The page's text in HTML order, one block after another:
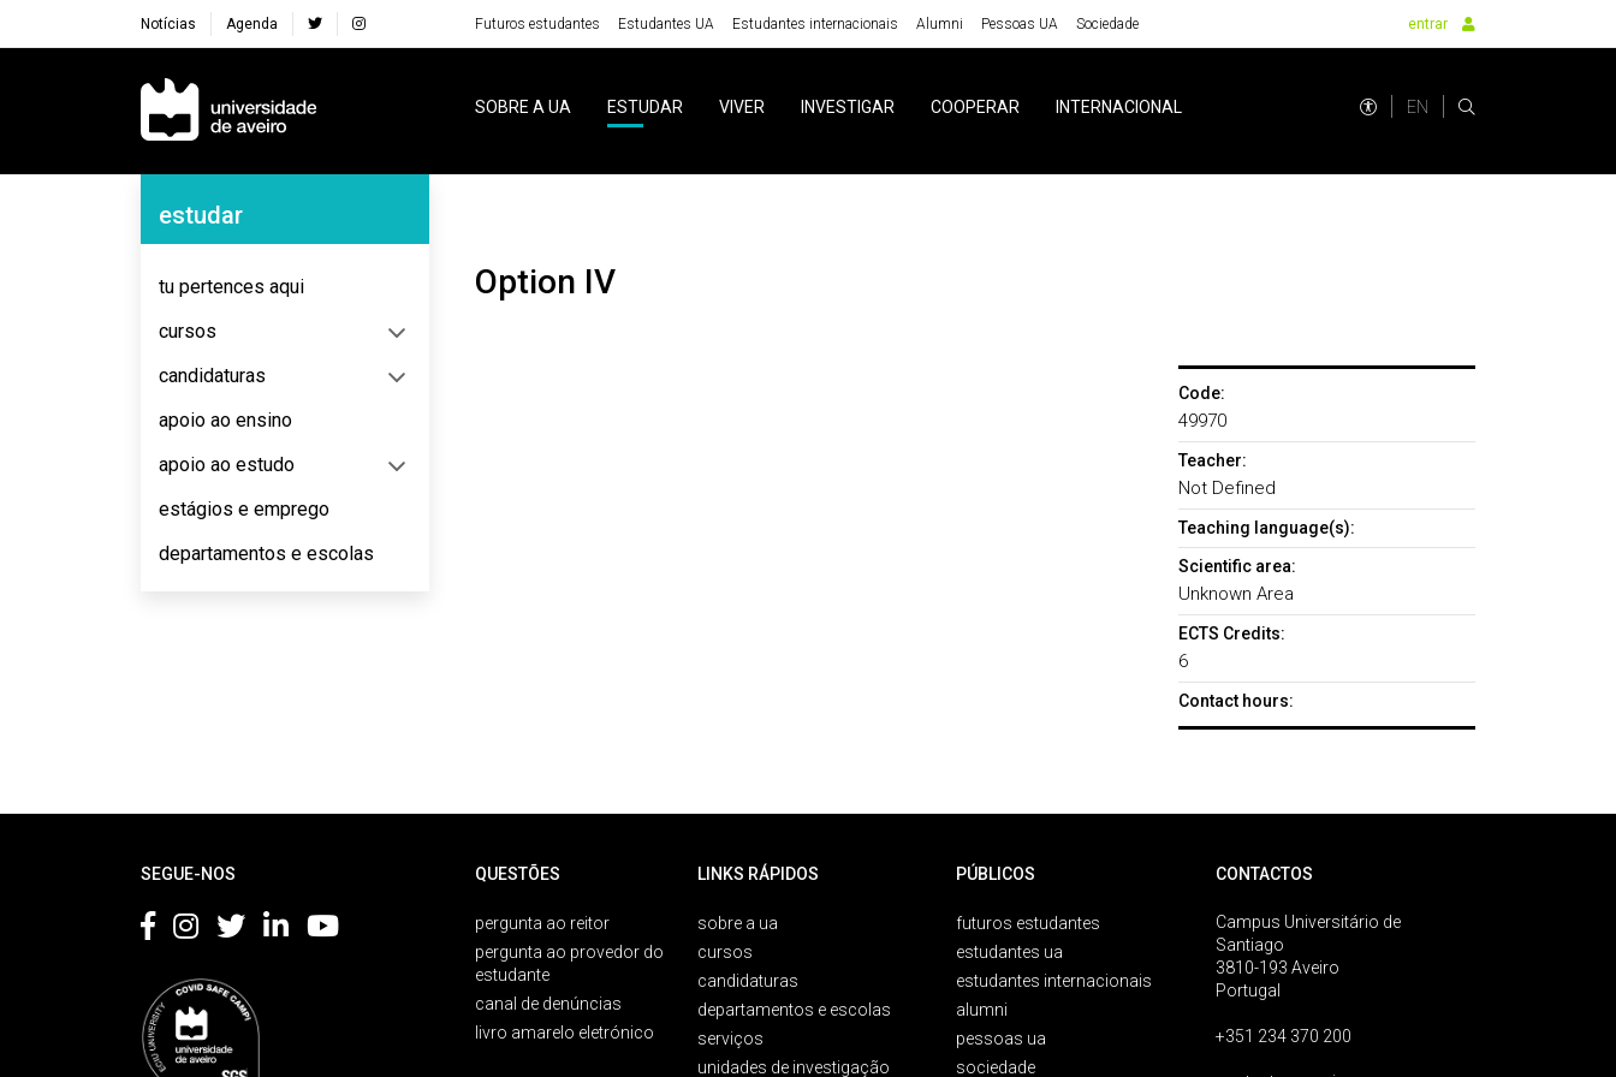
Notícias Agenda Futuros estudantes Estudantes UA Estudantes internacionais Alumni Pessoas UA Sociedade entrar
Navegação Principal
SOBRE A UA ESTUDAR VIVER INVESTIGAR COOPERAR INTERNACIONAL EN
Navegação Lateral
estudar
tu pertences aqui
cursos
candidaturas
apoio ao ensino
apoio ao estudo
estágios e emprego
departamentos e escolas
Option IV
Code:
49970
Teacher:
Not Defined
Teaching language(s):
Scientific area:
Unknown Area
ECTS Credits:
6
Contact hours:
SEGUE-NOS QUESTÕES
pergunta ao reitor
pergunta ao provedor do
estudante
canal de denúncias
livro amarelo eletrónico
LINKS RÁPIDOS
sobre a ua
cursos
candidaturas
departamentos e escolas
serviços
unidades de investigação
PÚBLICOS
futuros estudantes
estudantes ua
estudantes internacionais
alumni
pessoas ua
sociedade
CONTACTOS
Campus Universitário de
Santiago
3810-193 Aveiro
Portugal
+351 234 370 200